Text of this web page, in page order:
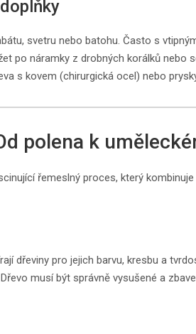
svetru nebo batohu. Často s
po náramky z drobných korálků nebo
s kovem (chirurgická ocel) nebo
polena k
řemeslný proces, který
dřeviny pro jejich barvu, kresbu a
musí být správně vysušené a